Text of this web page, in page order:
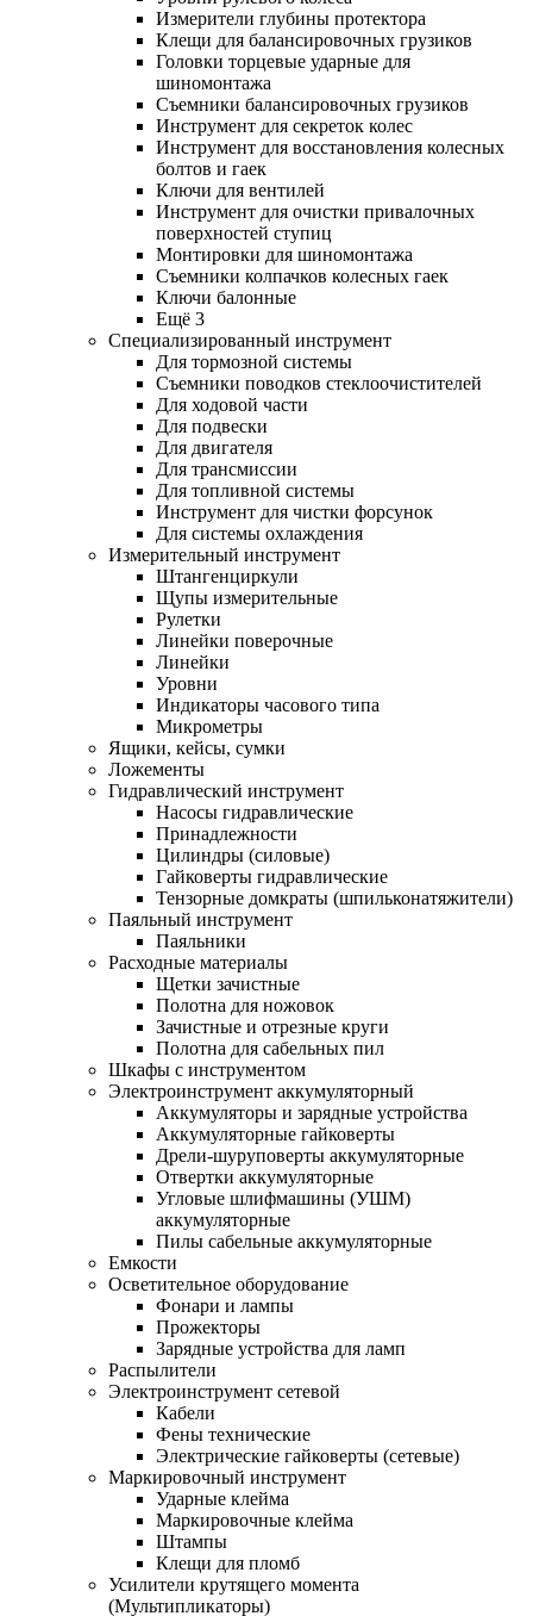
Измерители глубины протектора
Клещи для балансировочных грузиков
Головки торцевые ударные для
шиномонтажа
Съемники балансировочных грузиков
Инструмент для секреток колес
Инструмент для восстановления колесных
болтов и гаек
Ключи для вентилей
Инструмент для очистки привалочных
поверхностей ступиц
Монтировки для шиномонтажа
Съемники колпачков колесных гаек
Ключи балонные
Ещё 3
Специализированный инструмент
Для тормозной системы
Съемники поводков стеклоочистителей
Для ходовой части
Для подвески
Для двигателя
Для трансмиссии
Для топливной системы
Инструмент для чистки форсунок
Для системы охлаждения
Измерительный инструмент
Штангенциркули
Щупы измерительные
Рулетки
Линейки поверочные
Линейки
Уровни
Индикаторы часового типа
Микрометры
Ящики, кейсы, сумки
Ложементы
Гидравлический инструмент
Насосы гидравлические
Принадлежности
Цилиндры (силовые)
Гайковерты гидравлические
Тензорные домкраты (шпильконатяжители)
Паяльный инструмент
Паяльники
Расходные материалы
Щетки зачистные
Полотна для ножовок
Зачистные и отрезные круги
Полотна для сабельных пил
Шкафы с инструментом
Электроинструмент аккумуляторный
Аккумуляторы и зарядные устройства
Аккумуляторные гайковерты
Дрели-шуруповерты аккумуляторные
Отвертки аккумуляторные
Угловые шлифмашины (УШМ)
аккумуляторные
Пилы сабельные аккумуляторные
Емкости
Осветительное оборудование
Фонари и лампы
Прожекторы
Зарядные устройства для ламп
Распылители
Электроинструмент сетевой
Кабели
Фены технические
Электрические гайковерты (сетевые)
Маркировочный инструмент
Ударные клейма
Маркировочные клейма
Штампы
Клещи для пломб
Усилители крутящего момента
(Мультипликаторы)